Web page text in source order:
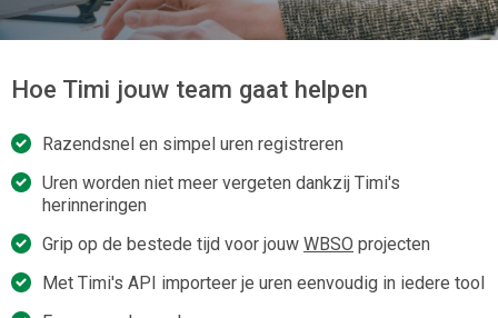
Hoe Timi jouw team gaat helpen
Razendsnel en simpel uren registreren
Uren worden niet meer vergeten dankzij Timi's
herinneringen
Grip op de bestede tijd voor jouw WBSO projecten
Met Timi's API importeer je uren eenvoudig in iedere tool